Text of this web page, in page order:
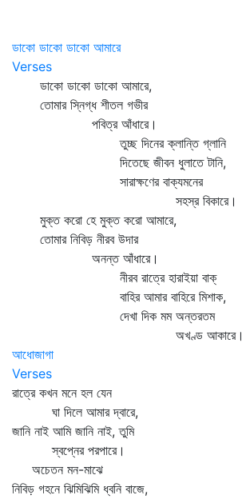
ডাকো ডাকো ডাকো আমারে
Verses
ডাকো ডাকো ডাকো আমারে,
তোমার স্নিগ্ধ শীতল গভীর
পবিত্র আঁধারে।
তুচ্ছ দিনের ক্লান্তি গ্লানি
দিতেছে জীবন ধুলাতে টানি,
সারাক্ষণের বাক্যমনের
সহস্র বিকারে।
মুক্ত করো হে মুক্ত করো আমারে,
তোমার নিবিড় নীরব উদার
অনন্ত আঁধারে।
নীরব রাত্রে হারাইয়া বাক্‌
বাহির আমার বাহিরে মিশাক,
দেখা দিক মম অন্তরতম
অখণ্ড আকারে।
আধোজাগা
Verses
রাত্রে কখন মনে হল যেন
ঘা দিলে আমার দ্বারে,
জানি নাই আমি জানি নাই, তুমি
স্বপ্নের পরপারে।
অচেতন মন-মাঝে
নিবিড় গহনে ঝিমিঝিমি ধ্বনি বাজে,